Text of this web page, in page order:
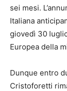
sei mesi.
Italiana
giovedì 30
Europea della
Dunque entro
Cristoforetti